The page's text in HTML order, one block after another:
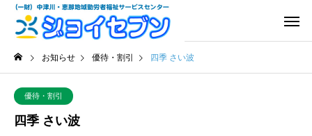
お知らせ 優待・割引 四季 さい波
優待・割引
四季 さい波